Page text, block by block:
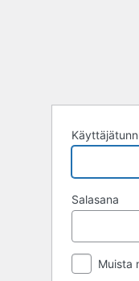
Salasana
Muista